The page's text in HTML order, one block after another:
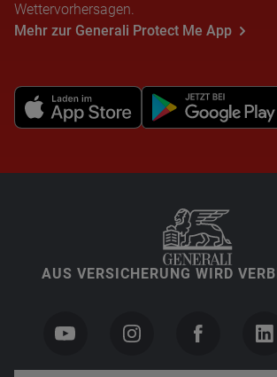
Wettervorhersagen.
Mehr zur Generali Protect Me App
AUS VERSICHERUNG WIRD